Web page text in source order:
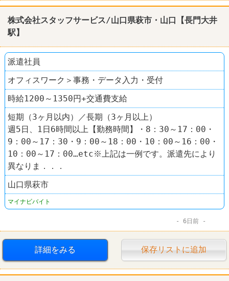
株式会社スタッフサービス/山口県萩市・山口【長門大井
駅】
派遣社員
オフィスワーク＞事務・データ入力・受付
時給1200～1350円+交通費支給
短期（3ヶ月以内）／長期（3ヶ月以上）
週5日、1日6時間以上【勤務時間】・8：30～17：00・
9：00～17：30・9：00～18：00・10：00～16：00・
10：00～17：00…etc※上記は一例です。派遣先により
異なりま．．．
山口県萩市
マイナビバイト
6日前
詳細をみる 保存リストに追加